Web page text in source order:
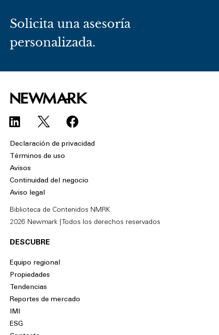
Solicita una asesoría
personalizada.
L
i
n
k
e
d
i
F
a
c
o
o
Declaración de privacidad
Términos de uso
Avisos
Continuidad del negocio
Aviso legal
Biblioteca de Contenidos NMRK
2026 Newmark | Todos los derechos reservados
DESCUBRE
Equipo regional
Propiedades
Tendencias
Reportes de mercado
IMI
ESG